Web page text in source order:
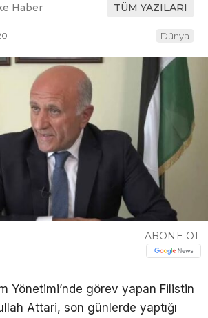
Haber TÜM YAZILARI
Dünya
ABONE OL
Yönetimi’nde görev yapan Filistin
Attari, son günlerde yaptığı